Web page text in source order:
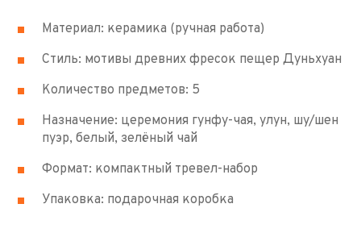
Материал: керамика (ручная работа)
Стиль: мотивы древних фресок пещер Дуньхуан
Количество предметов: 5
Назначение: церемония гунфу-чая, улун, шу/шен
пуэр, белый, зелёный чай
Формат: компактный тревел-набор
Упаковка: подарочная коробка